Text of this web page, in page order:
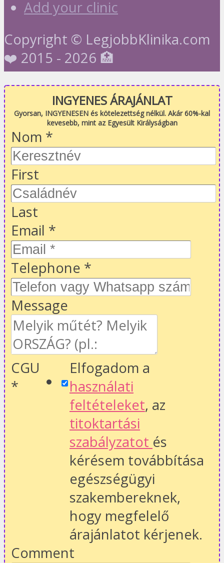
Add your clinic
Copyright © LegjobbKlinika.com
❤️ 2015 - 2026 🏥
INGYENES ÁRAJÁNLAT
Gyorsan, INGYENESEN és kötelezettség nélkül. Akár 60%-kal
kevesebb, mint az Egyesült Királyságban
Nom *
First
Last
Email *
Telephone *
Message
CGU
*
Elfogadom a
használati
feltételeket, az
titoktartási
szabályzatot és
kérésem továbbítása
egészségügyi
szakembereknek,
hogy megfelelő
árajánlatot kérjenek.
Comment